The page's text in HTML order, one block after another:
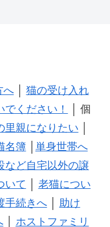
へ│ 猫の受け入れ
ください！
│ 個
里親になりたい
名簿│ 単身世帯へ
など自宅以外の譲
いて
老猫につい
手続きへ│
助け
│ ホストファミリ